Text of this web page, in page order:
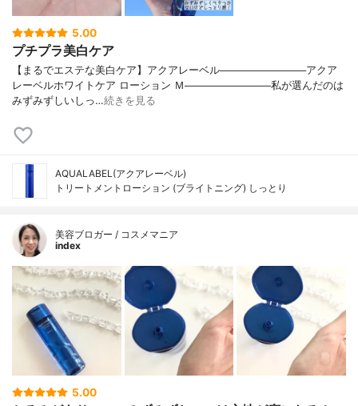
5.00
プチプラ美白ケア
【まるでエステな美白ケア】アクアレーベル────────────アクア
レーベルホワイトケア ローション Ｍ────────────私が選んだのは
みずみずしいしっ…続きを見る
AQUALABEL(アクアレーベル)
トリートメントローション (ブライトニング) しっとり
美容ブロガー / コスメマニア
index
5.00